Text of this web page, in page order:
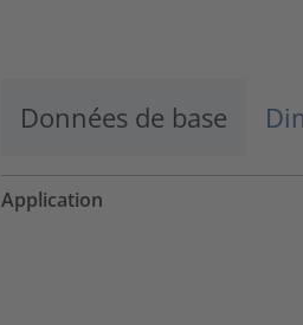
Données de base
Application